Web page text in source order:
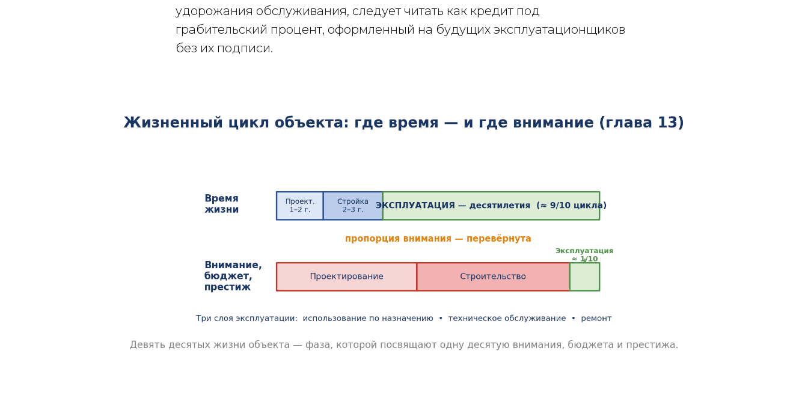
удорожания обслуживания, следует читать как кредит под
грабительский процент, оформленный на будущих эксплуатационщиков
без их подписи.